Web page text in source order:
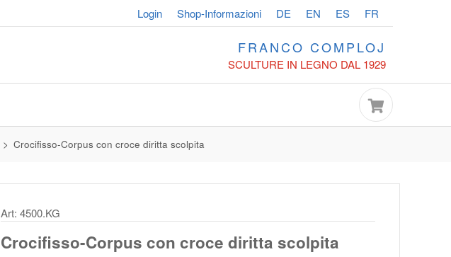
Login Shop-Informazioni DE EN ES FR
FRANCO COMPLOJ
SCULTURE IN LEGNO DAL 1929
Crocifisso-Corpus con croce diritta scolpita
Art: 4500.KG
Crocifisso-Corpus con croce diritta scolpita